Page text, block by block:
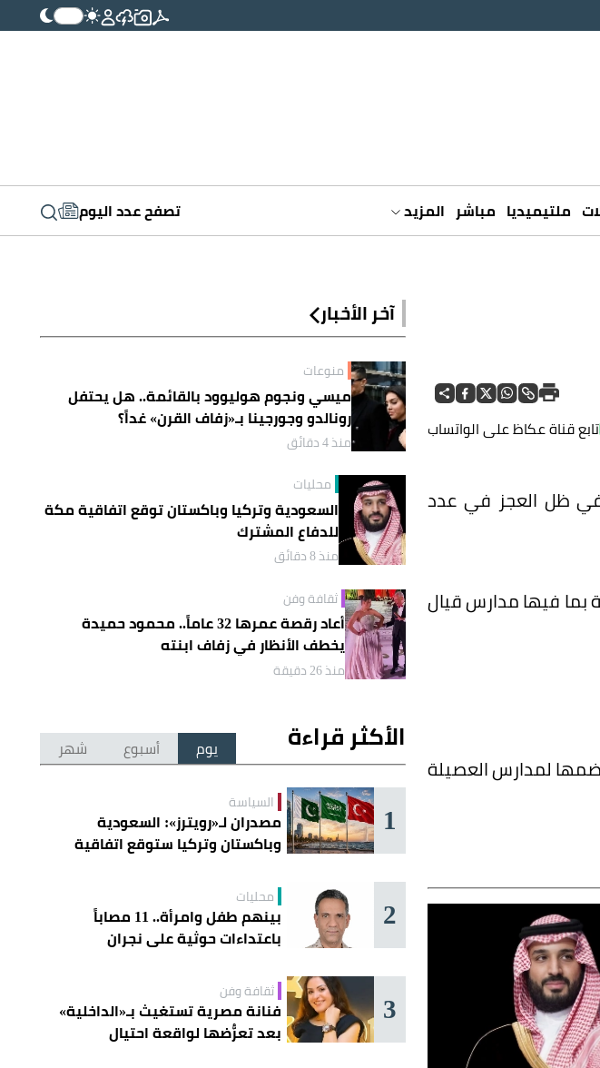
ملتيميديا مباشر المزيد تصفح عدد اليوم
تابع قناة عكاظ على الواتساب
في ظل العجز في عدد
بما فيها مدارس قيال
لمدارس العصيلة
آخر الأخبار
منوعات
ميسي ونجوم هوليوود بالقائمة.. هل يحتفل
رونالدو وجورجينا بـ«زفاف القرن» غداً؟
منذ 4 دقائق
محليات
السعودية وتركيا وباكستان توقع اتفاقية مكة
للدفاع المشترك
منذ 8 دقائق
ثقافة وفن
أعاد رقصة عمرها 32 عاماً.. محمود حميدة
يخطف الأنظار في زفاف ابنته
منذ 26 دقيقة
الأكثر قراءة يوم أسبوع شهر
1 السياسة
مصدران لـ«رويترز»: السعودية
وباكستان وتركيا ستوقع اتفاقية
2 محليات
بينهم طفل وامرأة.. 11 مصاباً
باعتداءات حوثية على نجران
3 ثقافة وفن
فنانة مصرية تستغيث بـ«الداخلية»
بعد تعرُّضها لواقعة احتيال